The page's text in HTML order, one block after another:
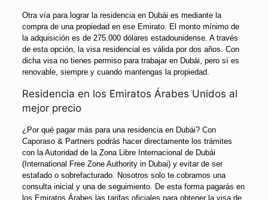
Otra vía para lograr la residencia en Dubái es mediante la
compra de una propiedad en ese Emirato. El monto mínimo de
la adquisición es de 275.000 dólares estadounidense. A través
de esta opción, la visa residencial es válida por dos años. Con
dicha visa no tienes permiso para trabajar en Dubái, pero sí es
renovable, siempre y cuando mantengas la propiedad.
Residencia en los Emiratos Árabes Unidos al
mejor precio
¿Por qué pagar más para una residencia en Dubái? Con
Caporaso & Partners podrás hacer directamente los trámites
con la Autoridad de la Zona Libre Internacional de Dubái
(International Free Zone Authority in Dubai) y evitar de ser
estafado o sobrefacturado. Nosotros solo te cobramos una
consulta inicial y una de seguimiento. De esta forma pagarás en
los Emiratos Árabes las tarifas oficiales para obtener la visa de